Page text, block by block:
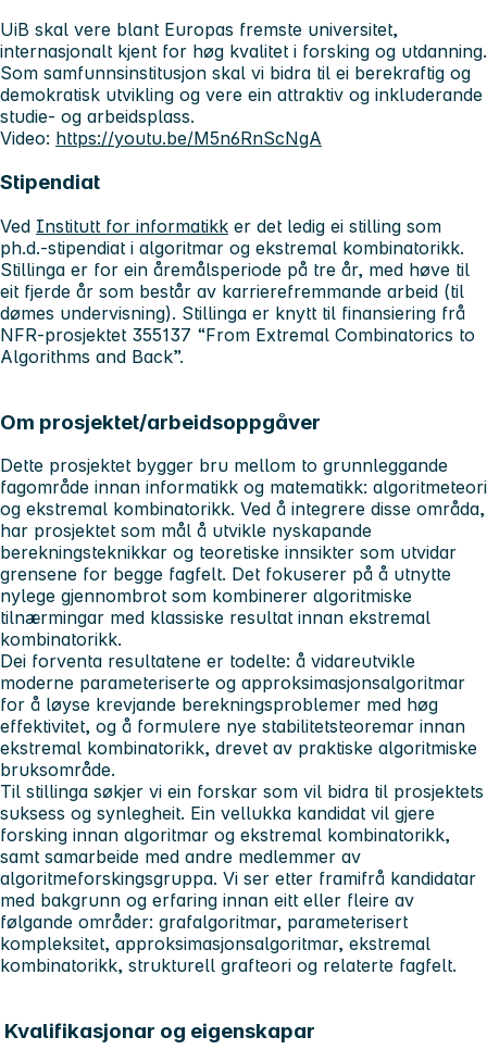
UiB skal vere blant Europas fremste universitet,
internasjonalt kjent for høg kvalitet i forsking og utdanning.
Som samfunnsinstitusjon skal vi bidra til ei berekraftig og
demokratisk utvikling og vere ein attraktiv og inkluderande
studie- og arbeidsplass.
Video: https://youtu.be/M5n6RnScNgA
Stipendiat
Ved Institutt for informatikk er det ledig ei stilling som
ph.d.-stipendiat i algoritmar og ekstremal kombinatorikk.
Stillinga er for ein åremålsperiode på tre år, med høve til
eit fjerde år som består av karrierefremmande arbeid (til
dømes undervisning). Stillinga er knytt til finansiering frå
NFR-prosjektet 355137 “From Extremal Combinatorics to
Algorithms and Back”.
Om prosjektet/arbeidsoppgåver
Dette prosjektet bygger bru mellom to grunnleggande
fagområde innan informatikk og matematikk: algoritmeteori
og ekstremal kombinatorikk. Ved å integrere disse områda,
har prosjektet som mål å utvikle nyskapande
berekningsteknikkar og teoretiske innsikter som utvidar
grensene for begge fagfelt. Det fokuserer på å utnytte
nylege gjennombrot som kombinerer algoritmiske
tilnærmingar med klassiske resultat innan ekstremal
kombinatorikk.
Dei forventa resultatene er todelte: å vidareutvikle
moderne parameteriserte og approksimasjonsalgoritmar
for å løyse krevjande berekningsproblemer med høg
effektivitet, og å formulere nye stabilitetsteoremar innan
ekstremal kombinatorikk, drevet av praktiske algoritmiske
bruksområde.
Til stillinga søkjer vi ein forskar som vil bidra til prosjektets
suksess og synlegheit. Ein vellukka kandidat vil gjere
forsking innan algoritmar og ekstremal kombinatorikk,
samt samarbeide med andre medlemmer av
algoritmeforskingsgruppa. Vi ser etter framifrå kandidatar
med bakgrunn og erfaring innan eitt eller fleire av
følgande områder: grafalgoritmar, parameterisert
kompleksitet, approksimasjonsalgoritmar, ekstremal
kombinatorikk, strukturell grafteori og relaterte fagfelt.
Kvalifikasjonar og eigenskapar